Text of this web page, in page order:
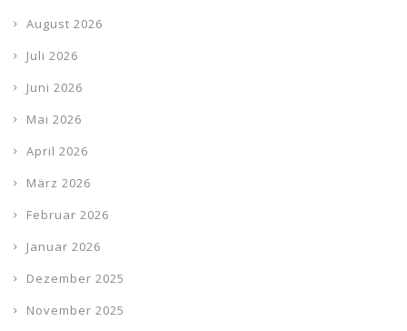
August 2026
Juli 2026
Juni 2026
Mai 2026
April 2026
März 2026
Februar 2026
Januar 2026
Dezember 2025
November 2025